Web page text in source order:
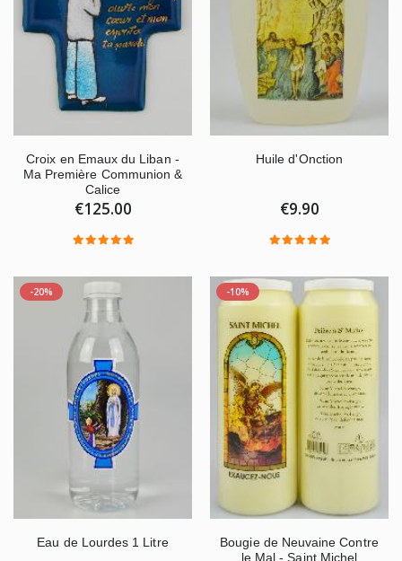
Croix en Emaux du Liban -
Ma Première Communion &
Calice
€125.00
Huile d'Onction
€9.90
-20%
Eau de Lourdes 1 Litre
-10%
Bougie de Neuvaine Contre
le Mal - Saint Michel